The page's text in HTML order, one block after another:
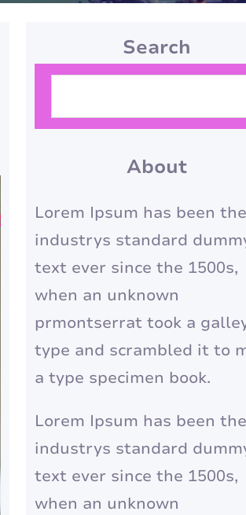
Search
s
i
s
a
r
About
Lorem Ipsum has been the
industrys standard
text ever since the 1500s,
when an unknown
prmontserrat took a
type and scrambled it to
a type specimen book.
Lorem Ipsum has been the
industrys standard
text ever since the 1500s,
when an unknown